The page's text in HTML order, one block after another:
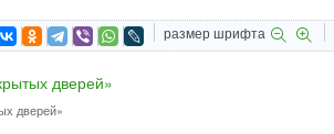
размер шрифта
дверей»